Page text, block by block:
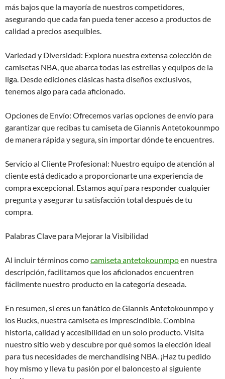
más bajos que la mayoría de nuestros competidores,
asegurando que cada fan pueda tener acceso a productos de
calidad a precios asequibles.
Variedad y Diversidad: Explora nuestra extensa colección de
camisetas NBA, que abarca todas las estrellas y equipos de la
liga. Desde ediciones clásicas hasta diseños exclusivos,
tenemos algo para cada aficionado.
Opciones de Envío: Ofrecemos varias opciones de envío para
garantizar que recibas tu camiseta de Giannis Antetokounmpo
de manera rápida y segura, sin importar dónde te encuentres.
Servicio al Cliente Profesional: Nuestro equipo de atención al
cliente está dedicado a proporcionarte una experiencia de
compra excepcional. Estamos aquí para responder cualquier
pregunta y asegurar tu satisfacción total después de tu
compra.
Palabras Clave para Mejorar la Visibilidad
Al incluir términos comocamiseta antetokounmpoen nuestra
descripción, facilitamos que los aficionados encuentren
fácilmente nuestro producto en la categoría deseada.
En resumen, si eres un fanático de Giannis Antetokounmpo y
los Bucks, nuestra camiseta es imprescindible. Combina
historia, calidad y accesibilidad en un solo producto. Visita
nuestro sitio web y descubre por qué somos la elección ideal
para tus necesidades de merchandising NBA. ¡Haz tu pedido
hoy mismo y lleva tu pasión por el baloncesto al siguiente